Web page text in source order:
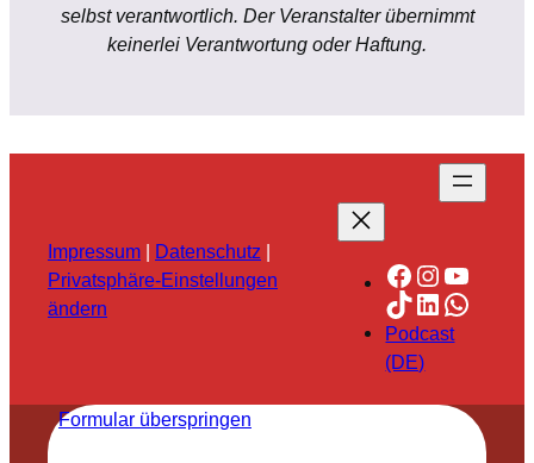
selbst verantwortlich. Der Veranstalter übernimmt
keinerlei Verantwortung oder Haftung.
Impressum | Datenschutz |
Privatsphäre-Einstellungen
ändern
Facebook
TikTok
LinkedIn
Podcast
(DE)
Formular überspringen